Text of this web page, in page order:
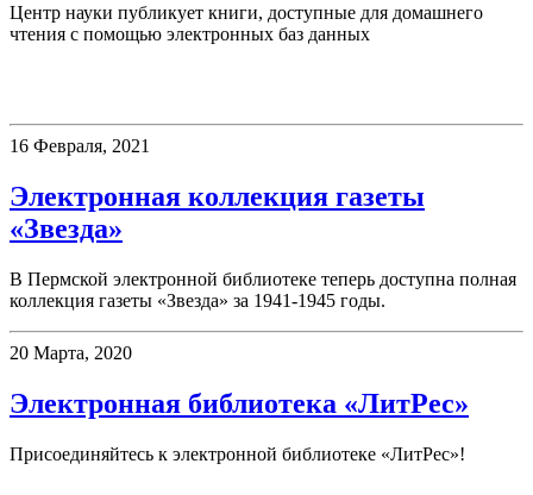
Центр науки публикует книги, доступные для домашнего
чтения с помощью электронных баз данных
16 Февраля, 2021
Электронная коллекция газеты
«Звезда»
В Пермской электронной библиотеке теперь доступна полная
коллекция газеты «Звезда» за 1941-1945 годы.
20 Марта, 2020
Электронная библиотека «ЛитРес»
Присоединяйтесь к электронной библиотеке «ЛитРес»!